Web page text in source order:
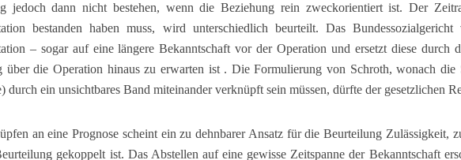
jedoch dann nicht bestehen, wenn die Beziehung rein zweckorientiert ist. Der
bestanden haben muss, wird unterschiedlich beurteilt. Das
– sogar auf eine längere Bekanntschaft vor der Operation und ersetzt diese durch
über die Operation hinaus zu erwarten ist . Die Formulierung von Schroth, wonach
durch ein unsichtbares Band miteinander verknüpft sein müssen, dürfte der gesetzlichen
an eine Prognose scheint ein zu dehnbarer Ansatz für die Beurteilung Zulässigkeit,
gekoppelt ist. Das Abstellen auf eine gewisse Zeitspanne der Bekanntschaft